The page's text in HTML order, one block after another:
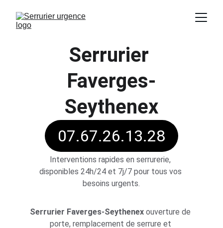
Interventions rapides en serrurerie,
disponibles 24h/24 et 7j/7 pour tous vos
besoins urgents.
Serrurier Faverges-Seythenex ouverture de
porte, remplacement de serrure et
Serrurier
Faverges-
Seythenex
07.67.26.13.28